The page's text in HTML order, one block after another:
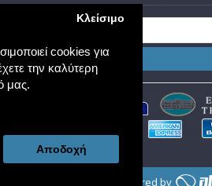
cookies για
την καλύτερη
μας.
Κλείσιμο
Αποδοχή
Εγγραφή
Κ. & Ε. ΠΑΥΛΑΤΟΥ Ο.Ε. - powered by